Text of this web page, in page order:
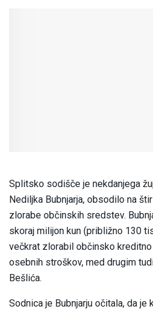
Splitsko sodišče je nekdanjega
Nediljka Bubnjarja, obsodilo na
zlorabe občinskih sredstev.
skoraj milijon kun (približno 130
večkrat zlorabil občinsko
osebnih stroškov, med drugim
Bešlića.
Sodnica je Bubnjarju očitala, da je